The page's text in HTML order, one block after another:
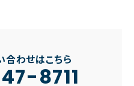
合わせはこちら
8711